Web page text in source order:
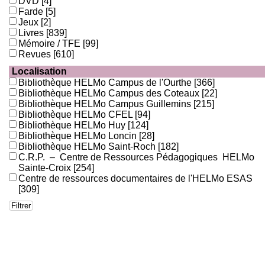
Farde [5]
Jeux [2]
Livres [839]
Mémoire / TFE [99]
Revues [610]
Localisation
Bibliothèque HELMo Campus de l'Ourthe [366]
Bibliothèque HELMo Campus des Coteaux [22]
Bibliothèque HELMo Campus Guillemins [215]
Bibliothèque HELMo CFEL [94]
Bibliothèque HELMo Huy [124]
Bibliothèque HELMo Loncin [28]
Bibliothèque HELMo Saint-Roch [182]
C.R.P. – Centre de Ressources Pédagogiques HELMo
Sainte-Croix [254]
Centre de ressources documentaires de l'HELMo ESAS
[309]